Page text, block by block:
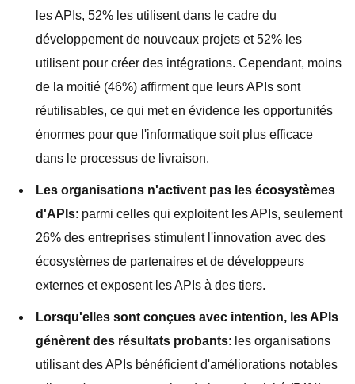
les APIs, 52% les utilisent dans le cadre du
développement de nouveaux projets et 52% les
utilisent pour créer des intégrations. Cependant, moins
de la moitié (46%) affirment que leurs APIs sont
réutilisables, ce qui met en évidence les opportunités
énormes pour que l'informatique soit plus efficace
dans le processus de livraison.
Les organisations n'activent pas les écosystèmes
d'APIs: parmi celles qui exploitent les APIs, seulement
26% des entreprises stimulent l'innovation avec des
écosystèmes de partenaires et de développeurs
externes et exposent les APIs à des tiers.
Lorsqu'elles sont conçues avec intention, les APIs
génèrent des résultats probants: les organisations
utilisant des APIs bénéficient d'améliorations notables